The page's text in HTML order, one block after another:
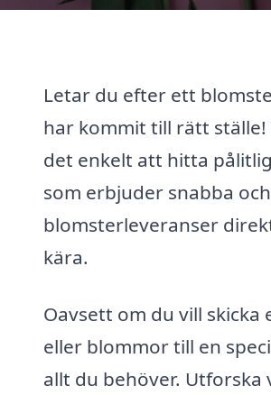
Letar du efter ett
har kommit till rätt
det enkelt att hitta
som erbjuder snabba
blomsterleveranser
kära.
Oavsett om du vill
eller blommor till en
allt du behöver.